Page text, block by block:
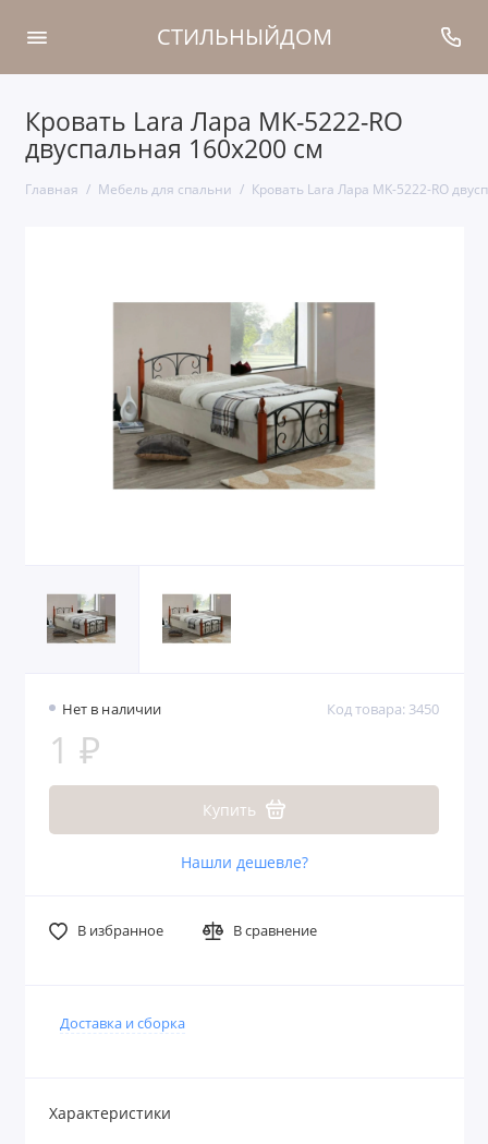
СТИЛЬНЫЙДОМ
Кровать Lara Лара MK-5222-RO
двуспальная 160х200 см
Главная Мебель для спальни Кровать Lara Лара MK-5222-RO
Нет в наличии Код товара: 3450
1 ₽
Купить
Нашли дешевле?
В избранное В сравнение
Доставка и сборка
Характеристики